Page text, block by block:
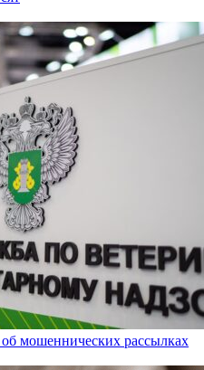
об мошеннических рассылках